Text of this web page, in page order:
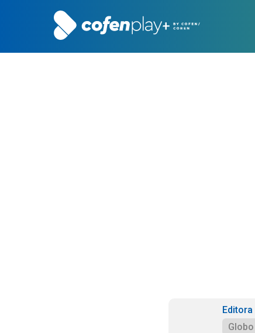
Editora
Globo